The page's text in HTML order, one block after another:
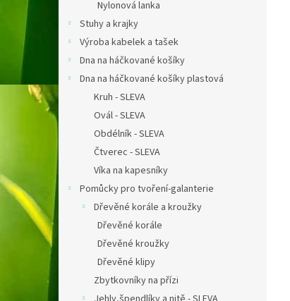
Nylonová lanka
Stuhy a krajky
Výroba kabelek a tašek
Dna na háčkované košíky
Dna na háčkované košíky plastová
Kruh - SLEVA
Ovál - SLEVA
Obdélník - SLEVA
Čtverec - SLEVA
Víka na kapesníky
Pomůcky pro tvoření-galanterie
Dřevěné korále a kroužky
Dřevěné korále
Dřevěné kroužky
Dřevěné klipy
Zbytkovníky na přízi